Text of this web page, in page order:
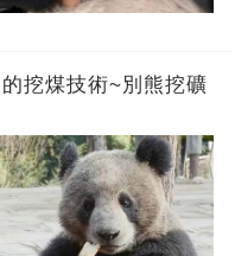
挖煤技術~別熊挖礦